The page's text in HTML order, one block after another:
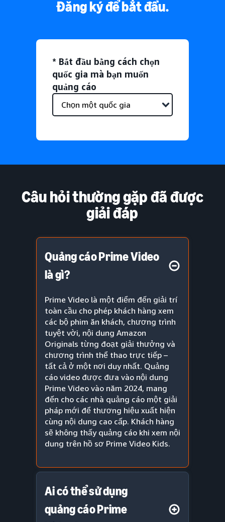
Đăng ký để bắt đầu.
* Bắt đầu bằng cách chọn
quốc gia mà bạn muốn
quảng cáo
Câu hỏi thường gặp đã được
giải đáp
Quảng cáo Prime Video
là gì?
Prime Video là một điểm đến giải trí
toàn cầu cho phép khách hàng xem
các bộ phim ăn khách, chương trình
tuyệt vời, nội dung Amazon
Originals từng đoạt giải thưởng và
chương trình thể thao trực tiếp –
tất cả ở một nơi duy nhất. Quảng
cáo video được đưa vào nội dung
Prime Video vào năm 2024, mang
đến cho các nhà quảng cáo một giải
pháp mới để thương hiệu xuất hiện
cùng nội dung cao cấp. Khách hàng
sẽ không thấy quảng cáo khi xem nội
dung trên hồ sơ Prime Video Kids.
Ai có thể sử dụng
quảng cáo Prime